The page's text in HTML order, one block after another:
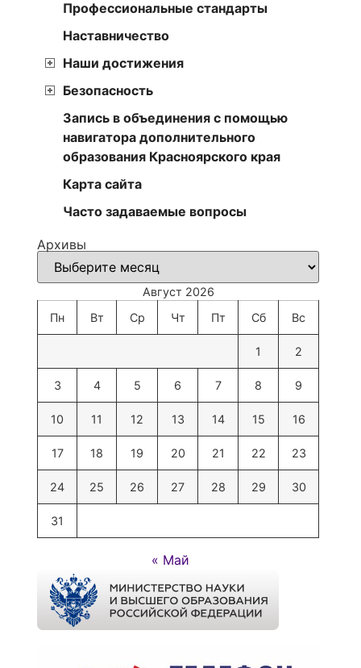
Профессиональные стандарты
Наставничество
Наши достижения
Безопасность
Запись в объединения с помощью
навигатора дополнительного
образования Красноярского края
Карта сайта
Часто задаваемые вопросы
Архивы
Август 2026
Пн
Вт Ср Чт Пт Сб Вс
1 2
3 4 5 6 7 8 9
10 11 12 13 14 15 16
17 18 19 20 21 22 23
24 25 26 27 28 29 30
31
« Май